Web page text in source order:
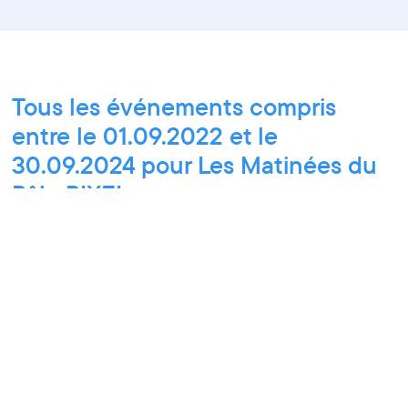
Tous les événements compris
entre le 01.09.2022 et le
30.09.2024 pour Les Matinées du
Pôle PIXEL